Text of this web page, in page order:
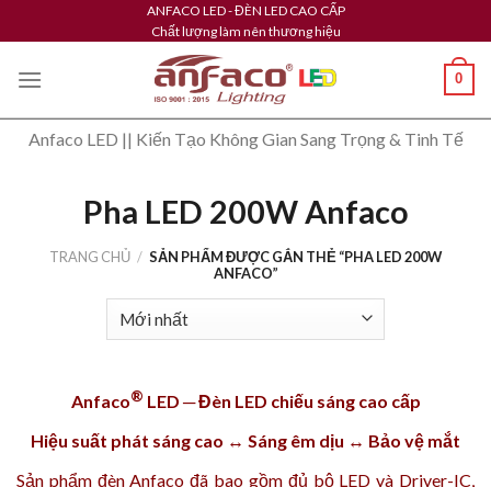
to
content
ANFACO LED - ĐÈN LED CAO CẤP
Chất lượng làm nên thương hiệu
0
Anfaco LED || Kiến Tạo Không Gian Sang Trọng & Tinh Tế
Pha LED 200W Anfaco
TRANG CHỦ / SẢN PHẨM ĐƯỢC GẮN THẺ “PHA LED 200W
ANFACO”
Anfaco® LED ─ Đèn LED chiếu sáng cao cấp
Hiệu suất phát sáng cao ↔ Sáng êm dịu ↔ Bảo vệ mắt
Sản phẩm đèn Anfaco đã bao gồm đủ bộ LED và Driver-IC,